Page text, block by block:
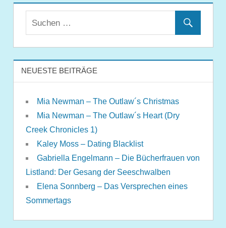
NEUESTE BEITRÄGE
Mia Newman – The Outlaw´s Christmas
Mia Newman – The Outlaw´s Heart (Dry
Creek Chronicles 1)
Kaley Moss – Dating Blacklist
Gabriella Engelmann – Die Bücherfrauen von
Listland: Der Gesang der Seeschwalben
Elena Sonnberg – Das Versprechen eines
Sommertags